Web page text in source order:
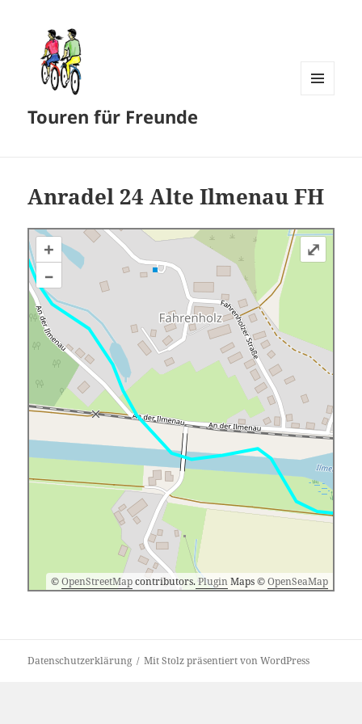
Touren für Freunde
Anradel 24 Alte Ilmenau FH
+
–
©OpenStreetMapcontributors.Plugin Maps ©OpenSeaMap
⤢
Datenschutzerklärung Mit Stolz präsentiert von WordPress